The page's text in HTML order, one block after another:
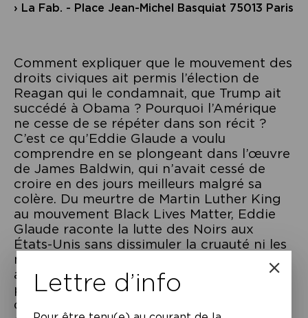
› La Fab. - Place Jean-Michel Basquiat 75013 Paris
Comment expliquer que le mouvement des
droits civiques ait permis l’élection de
Reagan qui le condamnait, que Trump ait
succédé à Obama ? Pourquoi l’Amérique
ne cesse de se répéter dans son récit ?
C’est ce qu’Eddie Glaude a voulu
comprendre en se plongeant dans l’œuvre
de James Baldwin, qui n’avait cessé de
croire en des jours meilleurs malgré sa
colère. Du meurtre de Martin Luther King
au mouvement Black Lives Matter, Eddie
Glaude raconte la lutte des Noirs aux
États-Unis sans dissimuler la cruauté ni les
manquements du pays, sans diaboliser ni
aduler ses protagonistes. Chacun doit
pouvoir, qu’il soit noir ou blanc, se libérer
de ces récits mensongers, sources de
Lettre d’info